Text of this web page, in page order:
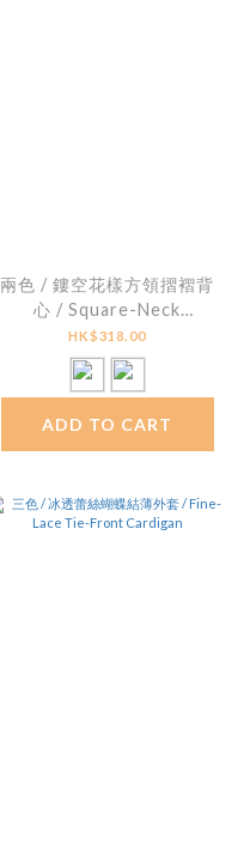
兩色 / 鏤空花樣方領摺褶背
心 / Square-Neck
Pointelle Pleated Tiered
Top
HK$318.00
ADD TO CART